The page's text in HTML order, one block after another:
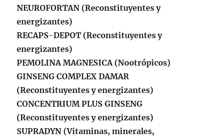
NEUROFORTAN (Reconstituyentes y
energizantes)
RECAPS-DEPOT (Reconstituyentes y
energizantes)
PEMOLINA MAGNESICA (Nootrópicos)
GINSENG COMPLEX DAMAR
(Reconstituyentes y energizantes)
CONCENTRIUM PLUS GINSENG
(Reconstituyentes y energizantes)
SUPRADYN (Vitaminas, minerales,